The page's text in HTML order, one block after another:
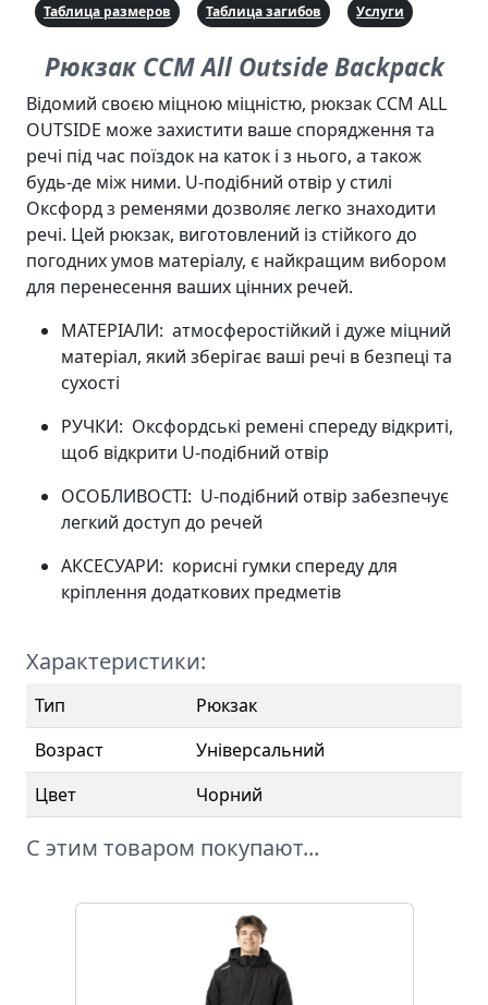
Таблица размеров Таблица загибов Услуги
Рюкзак CCM All Outside Backpack
Відомий своєю міцною міцністю, рюкзак CCM ALL
OUTSIDE може захистити ваше спорядження та
речі під час поїздок на каток і з нього, а також
будь-де між ними. U-подібний отвір у стилі
Оксфорд з ременями дозволяє легко знаходити
речі. Цей рюкзак, виготовлений із стійкого до
погодних умов матеріалу, є найкращим вибором
для перенесення ваших цінних речей.
МАТЕРІАЛИ: атмосферостійкий і дуже міцний
матеріал, який зберігає ваші речі в безпеці та
сухості
РУЧКИ: Оксфордські ремені спереду відкриті,
щоб відкрити U-подібний отвір
ОСОБЛИВОСТІ: U-подібний отвір забезпечує
легкий доступ до речей
АКСЕСУАРИ: корисні гумки спереду для
кріплення додаткових предметів
Характеристики:
Тип
Рюкзак
Возраст
Універсальний
Цвет
Чорний
С этим товаром покупают...